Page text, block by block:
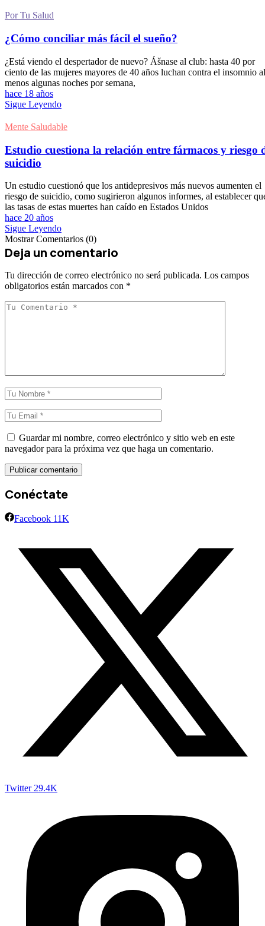
Por Tu Salud
¿Cómo conciliar más fácil el sueño?
¿Está viendo el despertador de nuevo? Ášnase al club: hasta 40 por
ciento de las mujeres mayores de 40 años luchan contra el insomnio al
menos algunas noches por semana,
hace 18 años
Sigue Leyendo
Mente Saludable
Estudio cuestiona la relación entre fármacos y riesgo
suicidio
Un estudio cuestionó que los antidepresivos más nuevos aumenten el
riesgo de suicidio, como sugirieron algunos informes, al establecer
las tasas de estas muertes han caído en Estados Unidos
hace 20 años
Sigue Leyendo
Mostrar Comentarios (0)
Deja un comentario
Tu dirección de correo electrónico no será publicada. Los campos
obligatorios están marcados con *
Guardar mi nombre, correo electrónico y sitio web en este
navegador para la próxima vez que haga un comentario.
Conéctate
Facebook 11K
Twitter 29.4K